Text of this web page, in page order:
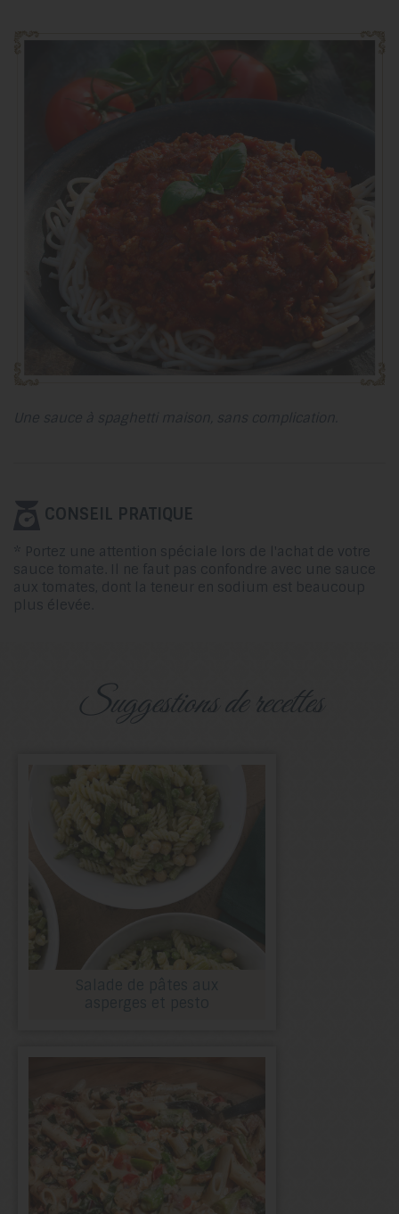
Une sauce à spaghetti maison, sans complication.
CONSEIL PRATIQUE
* Portez une attention spéciale lors de l'achat de votre
sauce tomate. Il ne faut pas confondre avec une sauce
aux tomates, dont la teneur en sodium est beaucoup
plus élevée.
suggestions de recettes